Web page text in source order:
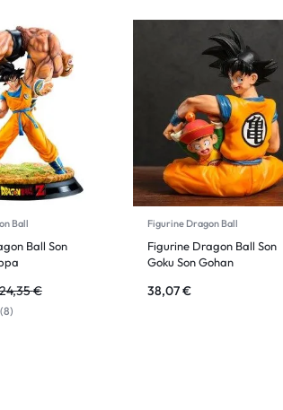
Ball
Ball Son
€
(8)
Figurine Dragon Ball
Figurine Dragon Ball Son
Goku Son Gohan
38,07€